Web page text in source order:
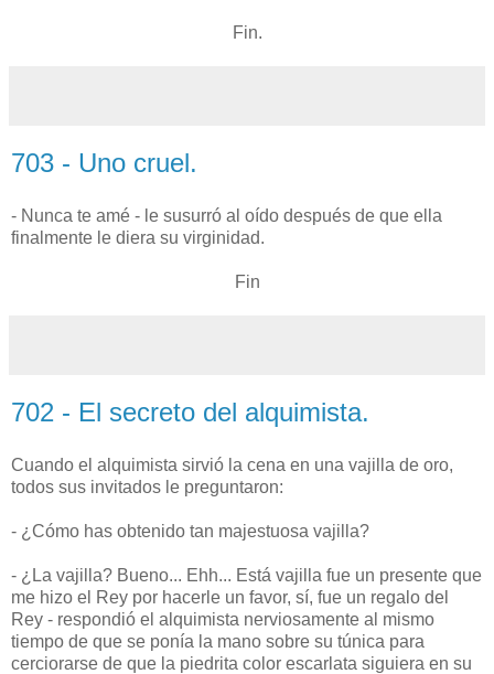
Fin.
703 - Uno cruel.
- Nunca te amé - le susurró al oído después de que ella
finalmente le diera su virginidad.
Fin
702 - El secreto del alquimista.
Cuando el alquimista sirvió la cena en una vajilla de oro,
todos sus invitados le preguntaron:
- ¿Cómo has obtenido tan majestuosa vajilla?
- ¿La vajilla? Bueno... Ehh... Está vajilla fue un presente que
me hizo el Rey por hacerle un favor, sí, fue un regalo del
Rey - respondió el alquimista nerviosamente al mismo
tiempo de que se ponía la mano sobre su túnica para
cerciorarse de que la piedrita color escarlata siguiera en su